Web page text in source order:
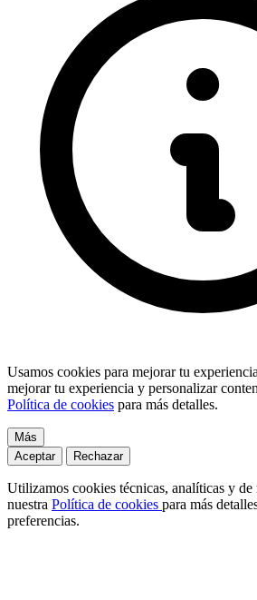
Usamos cookies para mejorar tu
mejorar tu experiencia y personalizar
Política de cookies para más detalles.
Más
Aceptar
Rechazar
Utilizamos cookies técnicas, analíticas y
nuestra Política de cookies para más
preferencias.